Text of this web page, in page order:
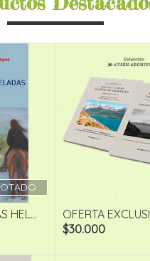
HEL...
OFERTA
$30.000